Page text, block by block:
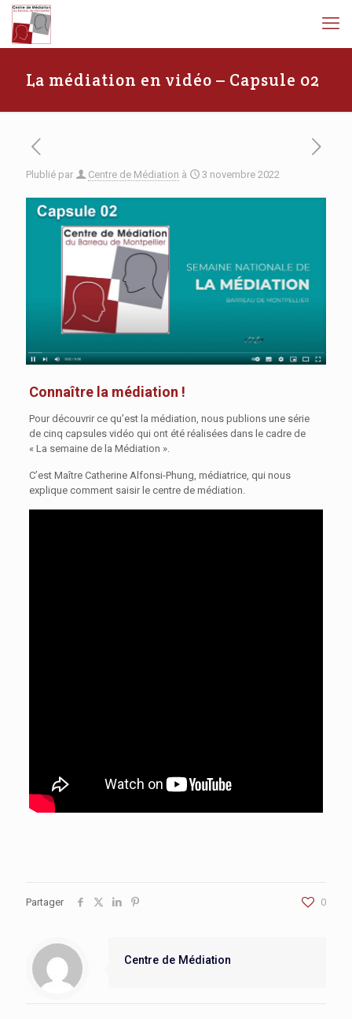
La médiation en vidéo – Capsule 02
Plublié par Centre de Médiation à 3 novembre 2022
Connaître la médiation !
Pour découvrir ce qu’est la médiation, nous publions une série
de cinq capsules vidéo qui ont été réalisées dans le cadre de
« La semaine de la Médiation ».
C’est Maître Catherine Alfonsi-Phung, médiatrice, qui nous
explique comment saisir le centre de médiation.
Partager 0
Centre de Médiation